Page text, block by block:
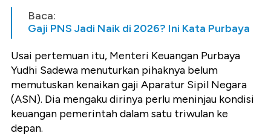
Baca:
Gaji PNS Jadi Naik di 2026? Ini Kata Purbaya
Usai pertemuan itu, Menteri Keuangan Purbaya
Yudhi Sadewa menuturkan pihaknya belum
memutuskan kenaikan gaji Aparatur Sipil Negara
(ASN). Dia mengaku dirinya perlu meninjau kondisi
keuangan pemerintah dalam satu triwulan ke
depan.